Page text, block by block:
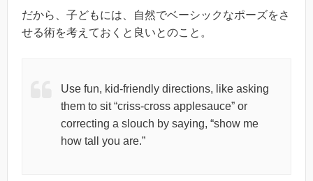
だから、子どもには、自然でベーシックなポーズをさ
せる術を考えておくと良いとのこと。
Use fun, kid-friendly directions, like asking
them to sit “criss-cross applesauce” or
correcting a slouch by saying, “show me
how tall you are.”